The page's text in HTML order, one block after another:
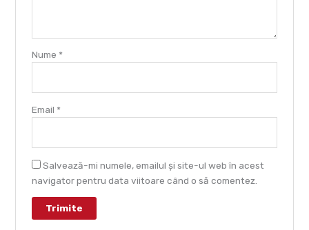
Nume *
Email *
Salvează-mi numele, emailul și site-ul web în acest
navigator pentru data viitoare când o să comentez.